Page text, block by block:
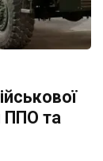
ППО та